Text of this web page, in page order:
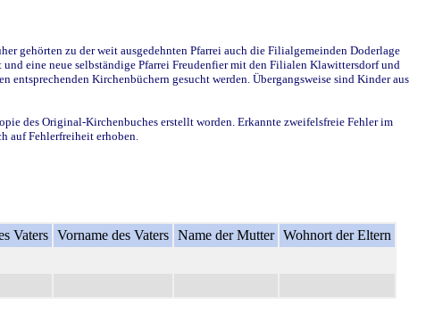
gehörten zu der weit ausgedehnten Pfarrei auch die Filialgemeinden Doderlage
eine neue selbständige Pfarrei Freudenfier mit den Filialen Klawittersdorf und
Kirchenbüchern gesucht werden. Übergangsweise sind Kinder aus
des Original-Kirchenbuches erstellt worden. Erkannte zweifelsfreie Fehler im
auf Fehlerfreiheit erhoben.
Vaters Vorname des Vaters Name der Mutter Wohnort der Eltern